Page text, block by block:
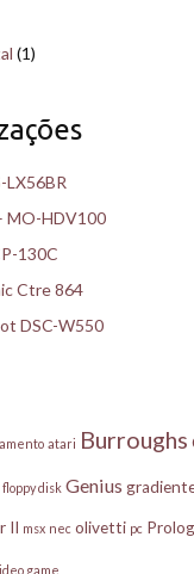
(1)
LX56BR
MO-HDV100
130C
Ctre 864
DSC-W550
atari Burroughs
floppy disk Genius
II msx nec olivetti pc
game